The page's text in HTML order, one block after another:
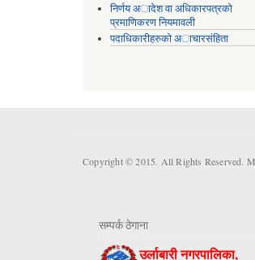
निर्णय अादेश वा अधिकारपत्रकाे
प्रमाणिकरण नियमावली
पदाधिकारीहरुको अाचारसंहिता
Copyright © 2015. All Rights Reserved.
सम्पर्क ठेगाना
उर्लाबारी नगरपालिका,